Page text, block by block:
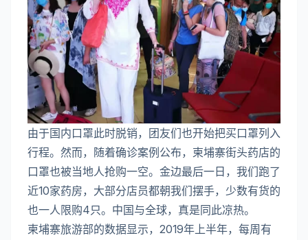
由于国内口罩此时脱销，团友们也开始把买口罩列入
行程。然而，随着确诊案例公布，柬埔寨街头药店的
口罩也被当地人抢购一空。金边最后一日，我们跑了
近10家药房，大部分店员都朝我们摆手，少数有货的
也一人限购4只。中国与全球，真是同此凉热。
柬埔寨旅游部的数据显示，2019年上半年，每周有